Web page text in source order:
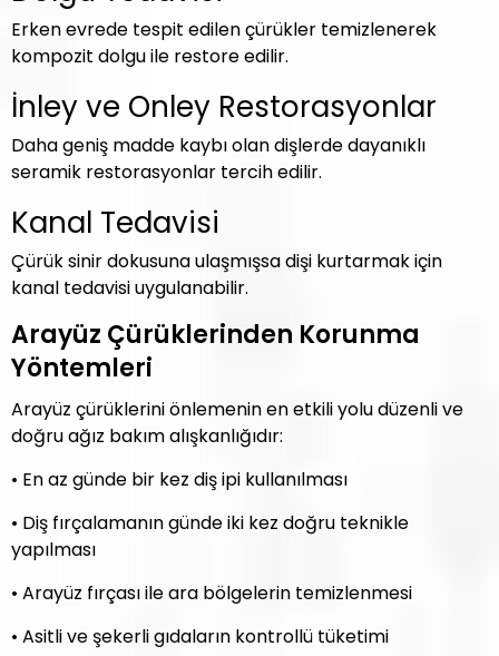
Erken evrede tespit edilen çürükler temizlenerek
kompozit dolgu ile restore edilir.
İnley ve Onley Restorasyonlar
Daha geniş madde kaybı olan dişlerde dayanıklı
seramik restorasyonlar tercih edilir.
Kanal Tedavisi
Çürük sinir dokusuna ulaşmışsa dişi kurtarmak için
kanal tedavisi uygulanabilir.
Arayüz Çürüklerinden Korunma
Yöntemleri
Arayüz çürüklerini önlemenin en etkili yolu düzenli ve
doğru ağız bakım alışkanlığıdır:
• En az günde bir kez diş ipi kullanılması
• Diş fırçalamanın günde iki kez doğru teknikle
yapılması
• Arayüz fırçası ile ara bölgelerin temizlenmesi
• Asitli ve şekerli gıdaların kontrollü tüketimi